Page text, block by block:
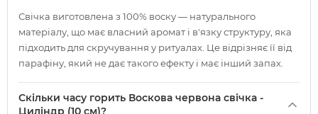
Свічка виготовлена з 100% воску — натурального
матеріалу, що має власний аромат і в'язку структуру, яка
підходить для скручування у ритуалах. Це відрізняє її від
парафіну, який не дає такого ефекту і має інший запах.
Скільки часу горить Воскова червона свічка -
Циліндр (10 см)?